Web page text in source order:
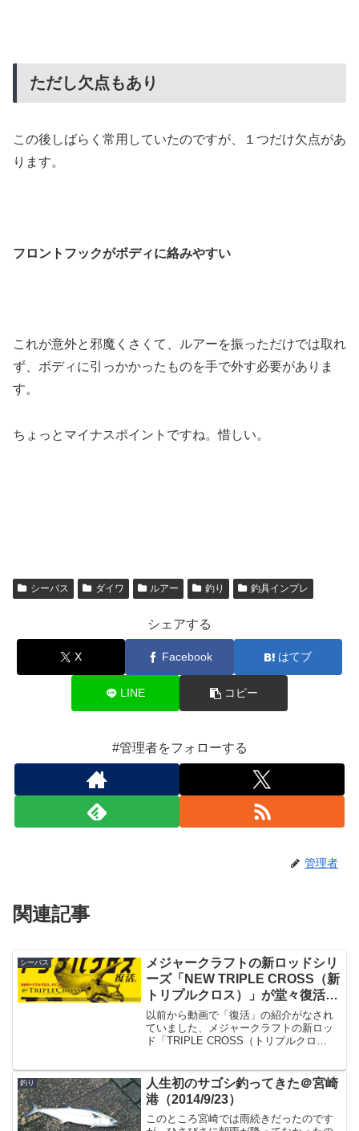
ただし欠点もあり
この後しばらく常用していたのですが、１つだけ欠点があ
ります。
フロントフックがボディに絡みやすい
これが意外と邪魔くさくて、ルアーを振っただけでは取れ
ず、ボディに引っかかったものを手で外す必要がありま
す。
ちょっとマイナスポイントですね。惜しい。
シーバス ダイワ ルアー 釣り 釣具インプレ
シェアする
X Facebook はてブ
LINE コピー
#管理者をフォローする
管理者
関連記事
シーバス
メジャークラフトの新ロッドシリ
ーズ「NEW TRIPLE CROSS（新
トリプルクロス）」が堂々復活で
公式公開。クロステージには無か
ったモデルも！
以前から動画で「復活」の紹介がなされ
ていました、メジャークラフトの新ロッ
ド「TRIPLE CROSS（トリプルクロ
の「復活」トリプルクロスですが、４軸
カーボンと３種類の...
釣り
人生初のサゴシ釣ってきた＠宮崎
港（2014/9/23）
このところ宮崎では雨続きだったのです